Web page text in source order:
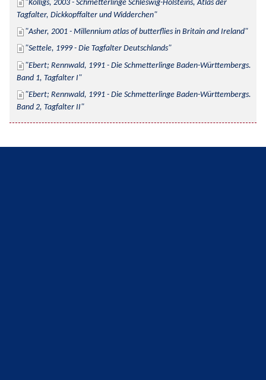
Kolligs, 2003 - Schmetterlinge Schleswig-Holsteins, Atlas der
Tagfalter, Dickkopffalter und Widderchen
Asher, 2001 - Millennium atlas of butterflies in Britain and Ireland
Settele, 1999 - Die Tagfalter Deutschlands
Ebert; Rennwald, 1991 - Die Schmetterlinge Baden-Württembergs.
Band 1, Tagfalter I
Ebert; Rennwald, 1991 - Die Schmetterlinge Baden-Württembergs.
Band 2, Tagfalter II